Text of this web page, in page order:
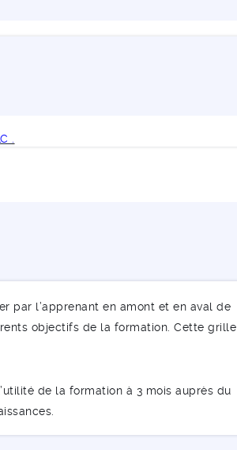
par l’apprenant en amont et en aval de
objectifs de la formation. Cette grille
de la formation à 3 mois auprès du